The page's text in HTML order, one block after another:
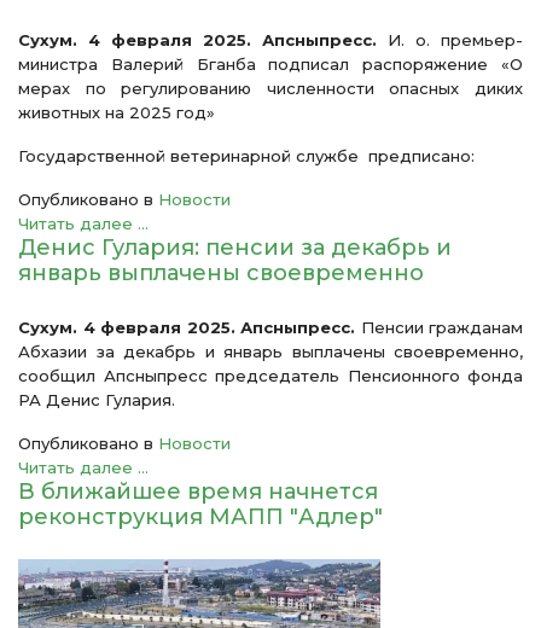
Сухум. 4 февраля 2025. Апсныпресс. И. о. премьер-
министра Валерий Бганба подписал распоряжение «О
мерах по регулированию численности опасных диких
животных на 2025 год»
Государственной ветеринарной службе предписано:
Опубликовано в Новости
Читать далее ...
Денис Гулария: пенсии за декабрь и
январь выплачены своевременно
Сухум. 4 февраля 2025. Апсныпресс. Пенсии гражданам
Абхазии за декабрь и январь выплачены своевременно,
сообщил Апсныпресс председатель Пенсионного фонда
РА Денис Гулария.
Опубликовано в Новости
Читать далее ...
В ближайшее время начнется
реконструкция МАПП "Адлер"